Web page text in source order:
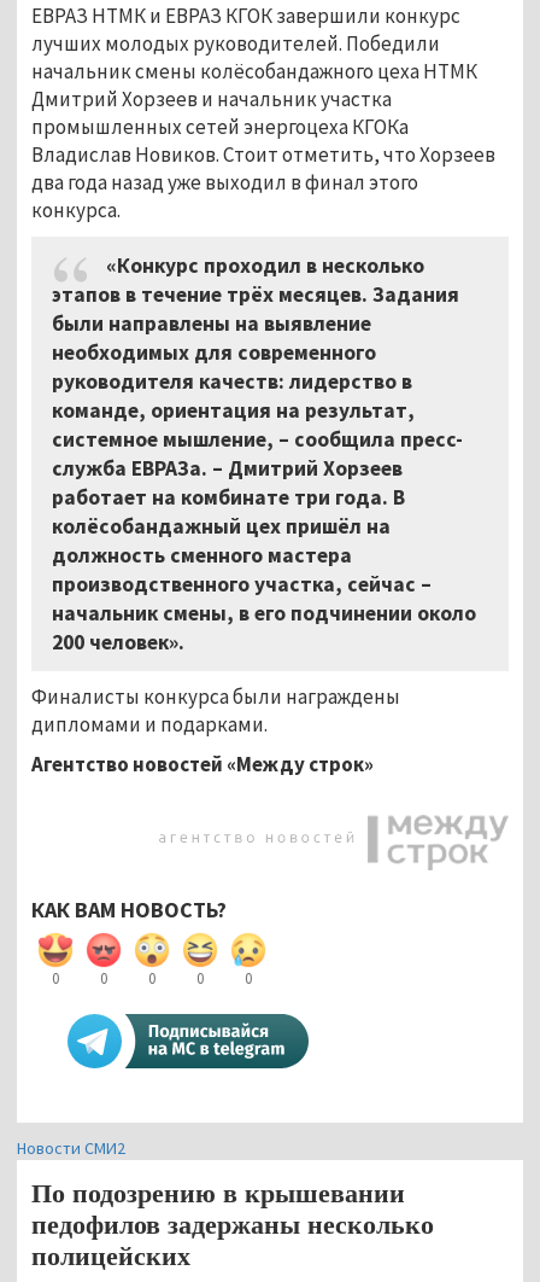
ЕВРАЗ НТМК и ЕВРАЗ КГОК завершили конкурс
лучших молодых руководителей. Победили
начальник смены колёсобандажного цеха НТМК
Дмитрий Хорзеев и начальник участка
промышленных сетей энергоцеха КГОКа
Владислав Новиков. Стоит отметить, что Хорзеев
два года назад уже выходил в финал этого
конкурса.
«Конкурс проходил в несколько
этапов в течение трёх месяцев. Задания
были направлены на выявление
необходимых для современного
руководителя качеств: лидерство в
команде, ориентация на результат,
системное мышление, – сообщила пресс-
служба ЕВРАЗа. – Дмитрий Хорзеев
работает на комбинате три года. В
колёсобандажный цех пришёл на
должность сменного мастера
производственного участка, сейчас –
начальник смены, в его подчинении около
200 человек».
Финалисты конкурса были награждены
дипломами и подарками.
Агентство новостей «Между строк»
КАК ВАМ НОВОСТЬ?
0 0 0 0 0
Новости СМИ2
По подозрению в крышевании
педофилов задержаны несколько
полицейских